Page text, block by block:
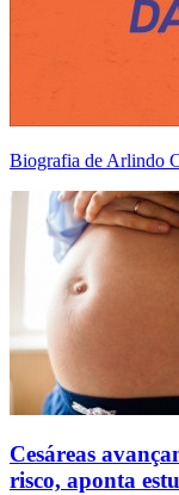
Biografia de Arlindo
Cesáreas
risco, aponta